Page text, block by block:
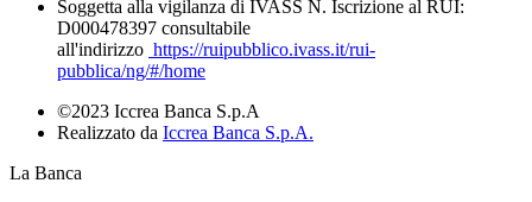
Soggetta alla vigilanza di IVASS N. Iscrizione al RUI:
D000478397 consultabile
all'indirizzo https://ruipubblico.ivass.it/rui-
pubblica/ng/#/home
©2023 Iccrea Banca S.p.A
Realizzato da Iccrea Banca S.p.A.
La Banca